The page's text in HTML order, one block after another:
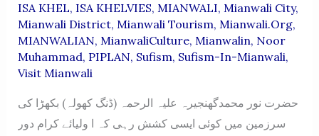
ISA KHEL, ISA KHELVIES, MIANWALI, Mianwali City,
Mianwali District, Mianwali Tourism, Mianwali.org,
MIANWALIAN, MianwaliCulture, Mianwalin, Noor
Muhammad, PIPLAN, Sufism, Sufism-In-Mianwali,
Visit Mianwali
حضرت نور محمدگھنجیرہ علیہ الرحمہ (ڈنگ کھولہ) بکھڑا کی
سرزمین میں کوئی ایسی کشش رہی کہ ا ولیائے کرام دور